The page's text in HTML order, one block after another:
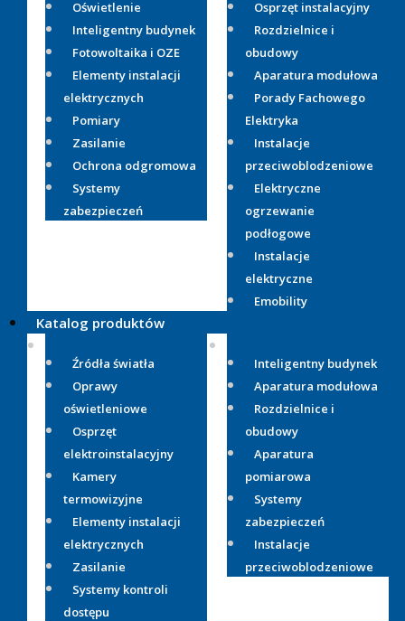
Oświetlenie
Inteligentny budynek
Fotowoltaika i OZE
Elementy instalacji
elektrycznych
Pomiary
Zasilanie
Ochrona odgromowa
Systemy
zabezpieczeń
Osprzęt instalacyjny
Rozdzielnice i
obudowy
Aparatura modułowa
Porady Fachowego
Elektryka
Instalacje
przeciwoblodzeniowe
Elektryczne
ogrzewanie
podłogowe
Instalacje
elektryczne
Emobility
Katalog produktów
Źródła światła
Oprawy
oświetleniowe
Osprzęt
elektroinstalacyjny
Kamery
termowizyjne
Elementy instalacji
elektrycznych
Zasilanie
Systemy kontroli
dostępu
Inteligentny budynek
Aparatura modułowa
Rozdzielnice i
obudowy
Aparatura
pomiarowa
Systemy
zabezpieczeń
Instalacje
przeciwoblodzeniowe